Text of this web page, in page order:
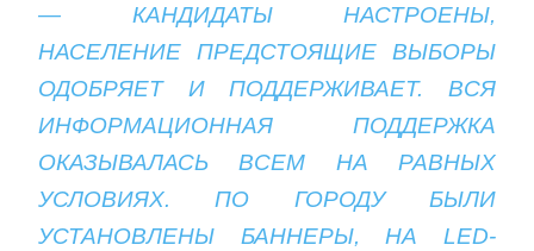
— КАНДИДАТЫ НАСТРОЕНЫ,
НАСЕЛЕНИЕ ПРЕДСТОЯЩИЕ ВЫБОРЫ
ОДОБРЯЕТ И ПОДДЕРЖИВАЕТ. ВСЯ
ИНФОРМАЦИОННАЯ ПОДДЕРЖКА
ОКАЗЫВАЛАСЬ ВСЕМ НА РАВНЫХ
УСЛОВИЯХ. ПО ГОРОДУ БЫЛИ
УСТАНОВЛЕНЫ БАННЕРЫ, НА LED-